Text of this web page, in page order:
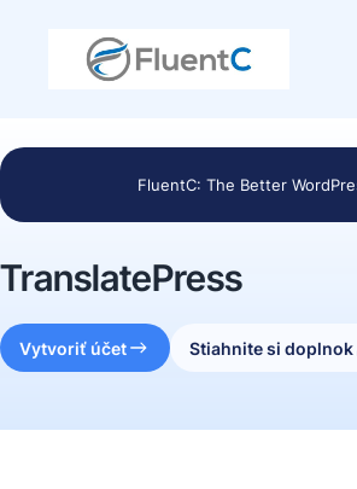
FluentC: The Better
TranslatePress
Vytvoriť účet Stiahnite si doplnok